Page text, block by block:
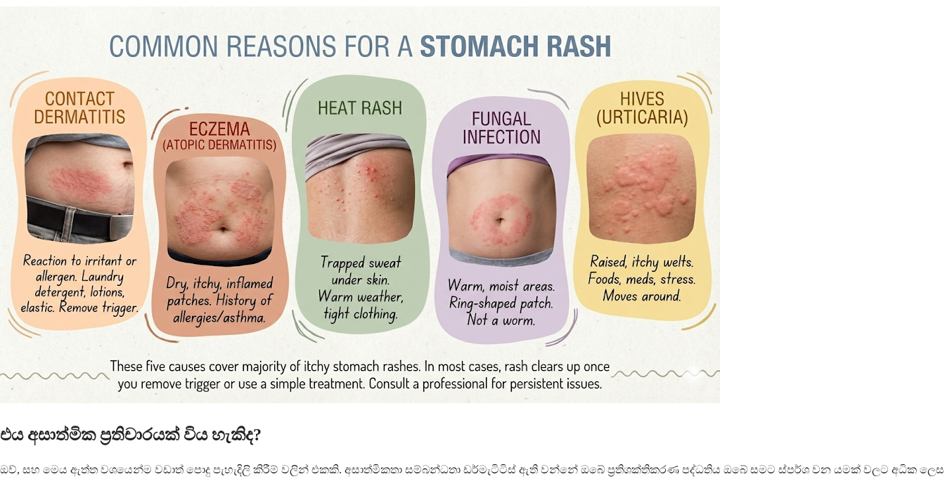
එය අසාත්මික ප්‍රතිචාරයක් විය හැකිද?
ඔව්, සහ මෙය ඇත්ත වශයෙන්ම වඩාත් පොදු පැහැදිලි කිරීම් වලින් එකකි. අසාත්මිකතා සම්බන්ධතා ඩර්මැටිටිස් ඇති වන්නේ ඔබේ ප්‍රතිශක්තිකරණ පද්ධතිය ඔබේ සමට ස්පර්ශ වන යමක් වලට අධික ලෙස